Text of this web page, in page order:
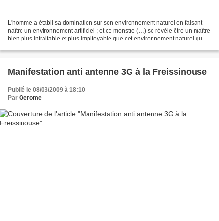
L'homme a établi sa domination sur son environnement naturel en faisant
naître un environnement artificiel ; et ce monstre (…) se révèle être un maître
bien plus intraitable et plus impitoyable que cet environnement naturel que
Manifestation anti antenne 3G à la Freissinouse
Publié le 08/03/2009 à 18:10
Par Gerome